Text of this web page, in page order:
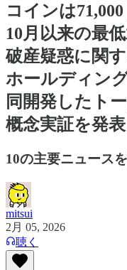
コインは
10月以来の最
破産疑惑に関
ホールディン
同開発したト
概念実証を発表
10の主要ニュースを
mitsui
2月 05, 2026
聴く